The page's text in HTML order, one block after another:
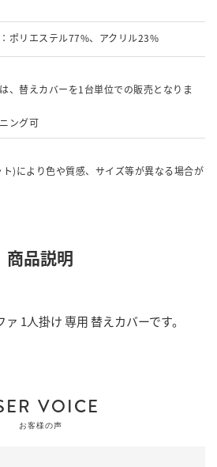
ポリエステル77%、アクリル23%
、替えカバーを1台単位での販売となりま
ング可
)により色や質感、サイズ等が異なる場合が
商品説明
1人掛け 専用 替えカバーです。
VOICE
お客様の声